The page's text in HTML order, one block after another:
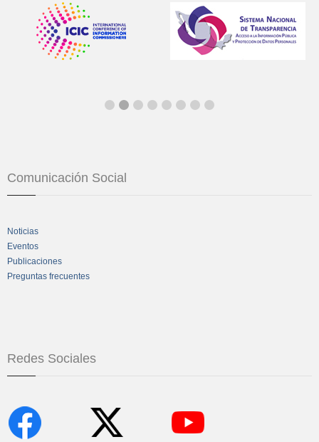
Comunicación Social
Noticias
Eventos
Publicaciones
Preguntas frecuentes
Redes Sociales